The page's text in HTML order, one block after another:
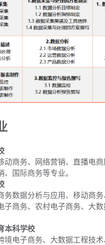
动商务、网络营销、直播电
、国际商务等专业。
务数据分析与应用、移动商
子商务、农村电子商务、大
本科学校
境电子商务、大数据工程技